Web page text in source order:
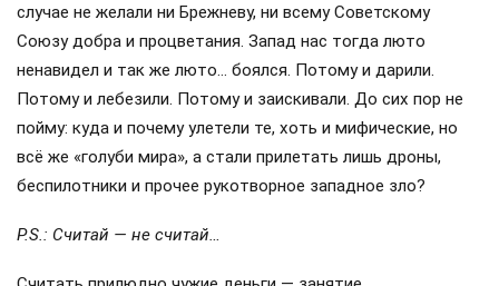
случае не желали ни Брежневу, ни всему Советскому
Союзу добра и процветания. Запад нас тогда люто
ненавидел и так же люто… боялся. Потому и дарили.
Потому и лебезили. Потому и заискивали. До сих пор не
пойму: куда и почему улетели те, хоть и мифические, но
всё же «голуби мира», а стали прилетать лишь дроны,
беспилотники и прочее рукотворное западное зло?
P.S.: Считай — не считай…